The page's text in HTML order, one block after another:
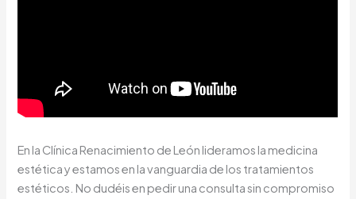
En la Clínica Renacimiento de León lideramos la medicina
estética y estamos en la vanguardia de los tratamientos
estéticos. No dudéis en pedir una consulta sin compromiso